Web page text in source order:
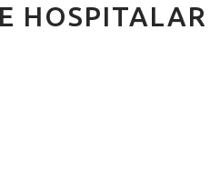
HOSPITALAR